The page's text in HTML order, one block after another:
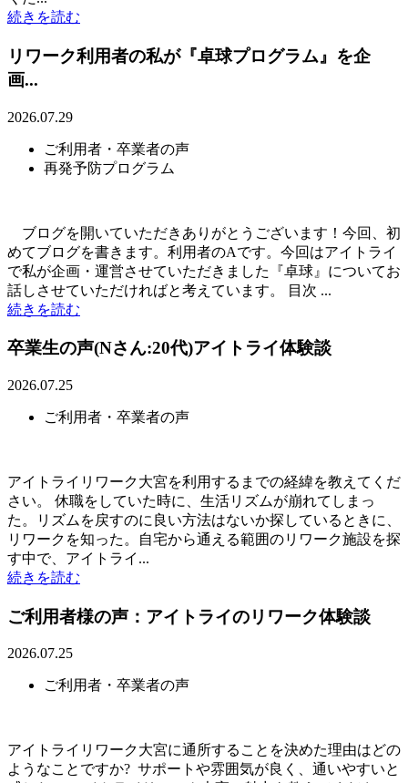
続きを読む
リワーク利用者の私が『卓球プログラム』を企
画...
2026.07.29
ご利用者・卒業者の声
再発予防プログラム
ブログを開いていただきありがとうございます！今回、初
めてブログを書きます。利用者のAです。今回はアイトライ
で私が企画・運営させていただきました『卓球』についてお
話しさせていただければと考えています。 目次 ...
続きを読む
卒業生の声(Nさん:20代)アイトライ体験談
2026.07.25
ご利用者・卒業者の声
アイトライリワーク大宮を利用するまでの経緯を教えてくだ
さい。 休職をしていた時に、生活リズムが崩れてしまっ
た。リズムを戻すのに良い方法はないか探しているときに、
リワークを知った。自宅から通える範囲のリワーク施設を探
す中で、アイトライ...
続きを読む
ご利用者様の声：アイトライのリワーク体験談
2026.07.25
ご利用者・卒業者の声
アイトライリワーク大宮に通所することを決めた理由はどの
ようなことですか? サポートや雰囲気が良く、通いやすいと